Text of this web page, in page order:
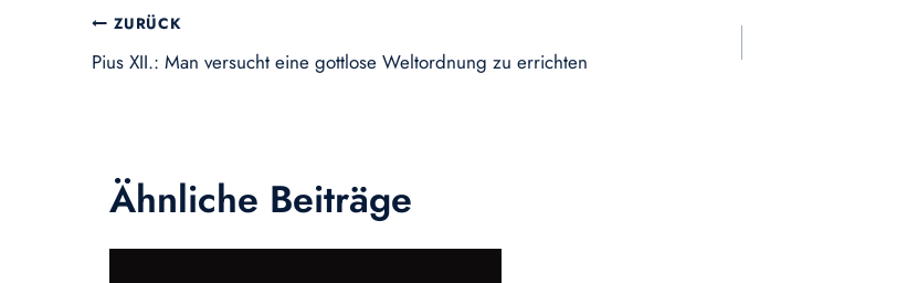
Beitragsnavigation
ZURÜCK
Pius XII.: Man versucht eine gottlose Weltordnung zu errichten
Ähnliche Beiträge